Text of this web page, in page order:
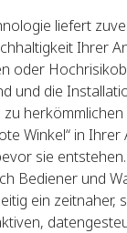
liefert
Ihrer
oder
und die
Winkel“ in
sie
Bediener und
ein